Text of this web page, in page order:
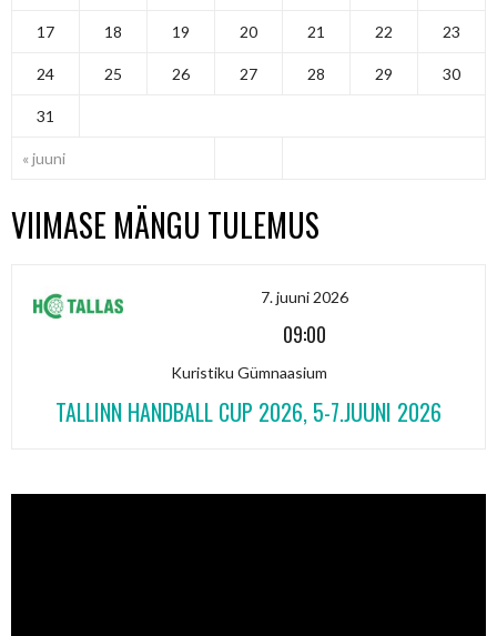
« juuni
17 18 19 20 21 22 23
24 25 26 27 28 29 30
31
VIIMASE MÄNGU TULEMUS
7. juuni 2026
09:00
Kuristiku Gümnaasium
TALLINN HANDBALL CUP 2026, 5-7.JUUNI 2026